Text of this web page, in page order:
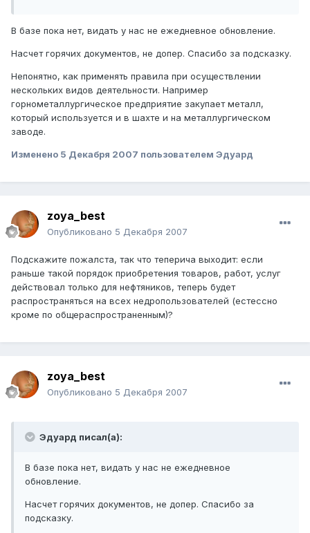
В базе пока нет, видать у нас не ежедневное обновление.
Насчет горячих документов, не допер. Спасибо за подсказку.
Непонятно, как применять правила при осуществлении
нескольких видов деятельности. Например
горнометаллургическое предприятие закупает металл,
который используется и в шахте и на металлургическом
заводе.
Изменено 5 Декабря 2007 пользователем Эдуард
zoya_best
Опубликовано 5 Декабря 2007
Подскажите пожалста, так что теперича выходит: если
раньше такой порядок приобретения товаров, работ, услуг
действовал только для нефтяников, теперь будет
распространяться на всех недропользователей (естессно
кроме по общераспространенным)?
zoya_best
Опубликовано 5 Декабря 2007
Эдуард писал(а):
В базе пока нет, видать у нас не ежедневное
обновление.
Насчет горячих документов, не допер. Спасибо за
подсказку.